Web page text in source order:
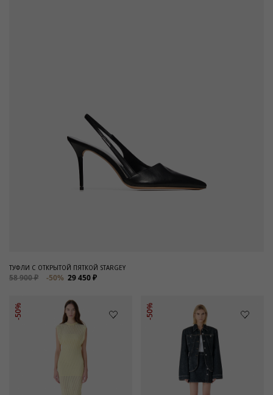
ТУФЛИ С ОТКРЫТОЙ ПЯТКОЙ STARGEY
58 900 ₽ -50% 29 450 ₽
-50% -50%